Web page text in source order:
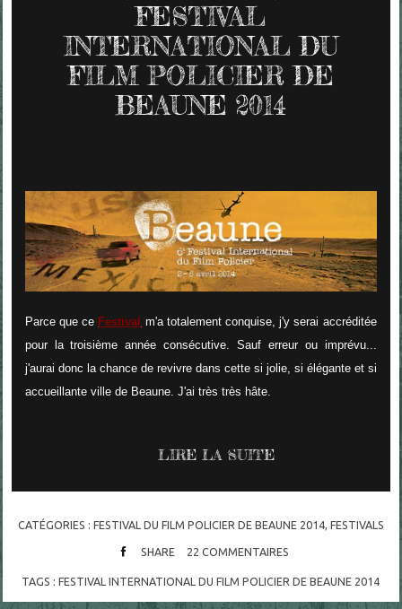
FESTIVAL
INTERNATIONAL DU
FILM POLICIER DE
BEAUNE 2014
Parce que ce Festival m'a totalement conquise, j'y serai accréditée
pour la troisième année consécutive. Sauf erreur ou imprévu...
j'aurai donc la chance de revivre dans cette si jolie, si élégante et si
accueillante ville de Beaune. J'ai très très hâte.
LIRE LA SUITE
CATÉGORIES : FESTIVAL DU FILM POLICIER DE BEAUNE 2014, FESTIVALS
SHARE 22 COMMENTAIRES
TAGS :FESTIVAL INTERNATIONAL DU FILM POLICIER DE BEAUNE 2014